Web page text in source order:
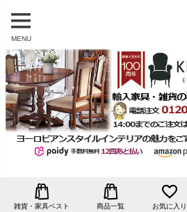
MENU
雑貨・家具ベスト 商品一覧 お気に入り